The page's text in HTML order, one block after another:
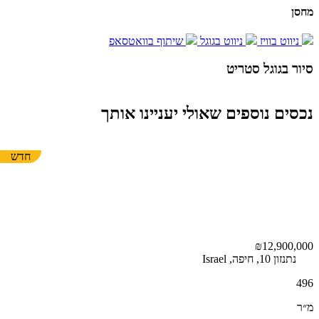
מחסן
ניווט בוויז ניווט בגוגל שיתוף בוואטסאפ
סיור בגוגל סטריט
נכסים נוספים שאולי יעניינו אותך
חדש
₪12,900,000
נתנזון 10, חיפה, Israel
496
מ״ר